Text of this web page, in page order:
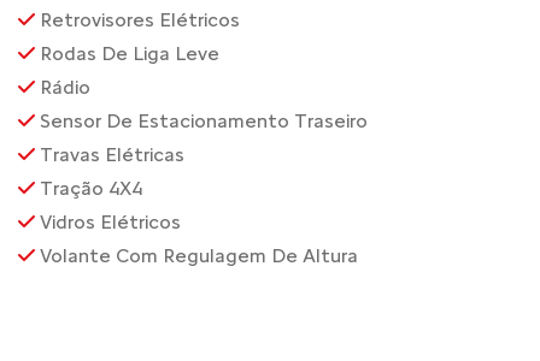
Retrovisores Elétricos
Rodas De Liga Leve
Rádio
Sensor De Estacionamento Traseiro
Travas Elétricas
Tração 4X4
Vidros Elétricos
Volante Com Regulagem De Altura